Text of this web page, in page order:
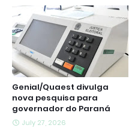
Genial/Quaest divulga
nova pesquisa para
governador do Paraná
July 27, 2026